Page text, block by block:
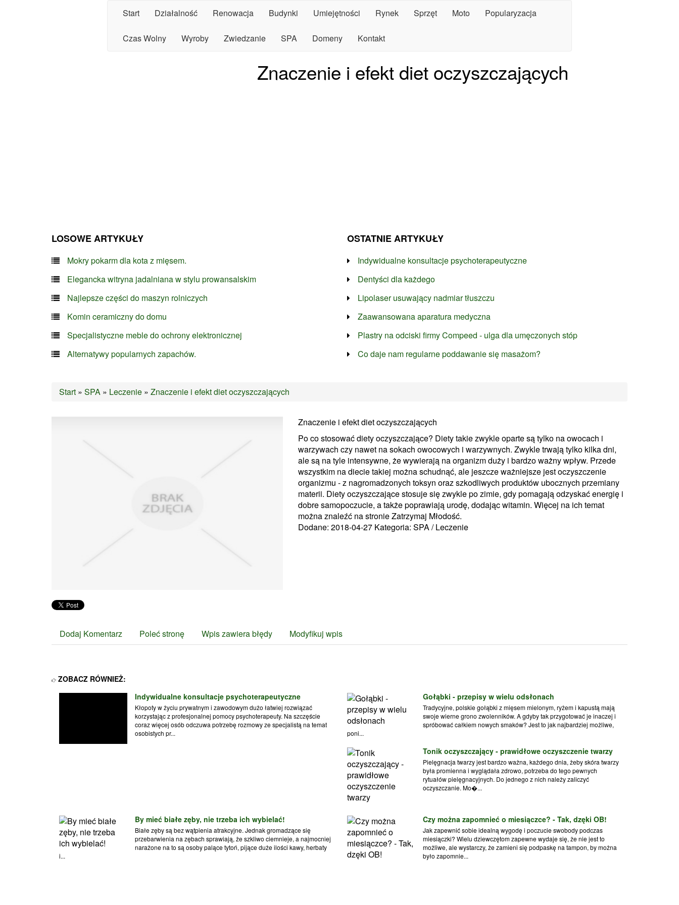
Start Działalność Renowacja Budynki Umiejętności Rynek Sprzęt Moto Popularyzacja
Czas Wolny Wyroby Zwiedzanie SPA Domeny Kontakt
Znaczenie i efekt diet oczyszczających
LOSOWE ARTYKUŁY
Mokry pokarm dla kota z mięsem.
Elegancka witryna jadalniana w stylu prowansalskim
Najlepsze części do maszyn rolniczych
Komin ceramiczny do domu
Specjalistyczne meble do ochrony elektronicznej
Alternatywy popularnych zapachów.
OSTATNIE ARTYKUŁY
Indywidualne konsultacje psychoterapeutyczne
Dentyści dla każdego
Lipolaser usuwający nadmiar tłuszczu
Zaawansowana aparatura medyczna
Plastry na odciski firmy Compeed - ulga dla umęczonych stóp
Co daje nam regularne poddawanie się masażom?
Start » SPA » Leczenie » Znaczenie i efekt diet oczyszczających
Znaczenie i efekt diet oczyszczających
Po co stosować diety oczyszczające? Diety takie zwykle oparte są tylko na owocach i
warzywach czy nawet na sokach owocowych i warzywnych. Zwykle trwają tylko kilka dni,
ale są na tyle intensywne, że wywierają na organizm duży i bardzo ważny wpływ. Przede
wszystkim na diecie takiej można schudnąć, ale jeszcze ważniejsze jest oczyszczenie
organizmu - z nagromadzonych toksyn oraz szkodliwych produktów ubocznych przemiany
materii. Diety oczyszczające stosuje się zwykle po zimie, gdy pomagają odzyskać energię i
dobre samopoczucie, a także poprawiają urodę, dodając witamin. Więcej na ich temat
można znaleźć na stronie Zatrzymaj Młodość.
Dodane: 2018-04-27 Kategoria: SPA / Leczenie
Dodaj Komentarz Poleć stronę Wpis zawiera błędy Modyfikuj wpis
ZOBACZ RÓWNIEŻ:
Indywidualne konsultacje psychoterapeutyczne
Kłopoty w życiu prywatnym i zawodowym dużo łatwiej rozwiązać
korzystając z profesjonalnej pomocy psychoterapeuty. Na szczęście
coraz więcej osób odczuwa potrzebę rozmowy ze specjalistą na temat
osobistych pr...
Gołąbki - przepisy w wielu odsłonach
Tradycyjne, polskie gołąbki z mięsem mielonym, ryżem i kapustą mają
swoje wierne grono zwolenników. A gdyby tak przygotować je inaczej i
spróbować całkiem nowych smaków? Jest to jak najbardziej możliwe,
poni...
Tonik oczyszczający - prawidłowe oczyszczenie twarzy
Pielęgnacja twarzy jest bardzo ważna, każdego dnia, żeby skóra twarzy
była promienna i wyglądała zdrowo, potrzeba do tego pewnych
rytuałów pielęgnacyjnych. Do jednego z nich należy zaliczyć
oczyszczanie. Mo�...
By mieć białe zęby, nie trzeba ich wybielać!
Białe zęby są bez wątpienia atrakcyjne. Jednak gromadzące się
przebarwienia na zębach sprawiają, że szkliwo ciemnieje, a najmocniej
narażone na to są osoby palące tytoń, pijące duże ilości kawy, herbaty
i...
Czy można zapomnieć o miesiączce? - Tak, dzęki OB!
Jak zapewnić sobie idealną wygodę i poczucie swobody podczas
miesiączki? Wielu dziewczętom zapewne wydaje się, że nie jest to
możliwe, ale wystarczy, że zamieni się podpaskę na tampon, by można
było zapomnie...